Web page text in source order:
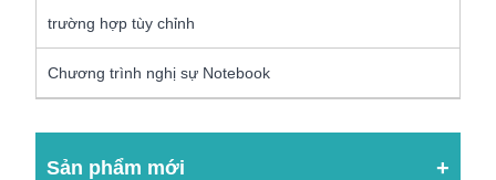
trường hợp tùy chỉnh
Chương trình nghị sự Notebook
Sản phẩm mới